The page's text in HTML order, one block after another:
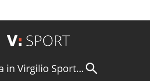
in Virgilio Sport...